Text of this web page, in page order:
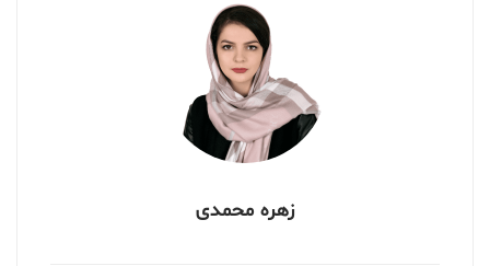
زهره محمدی